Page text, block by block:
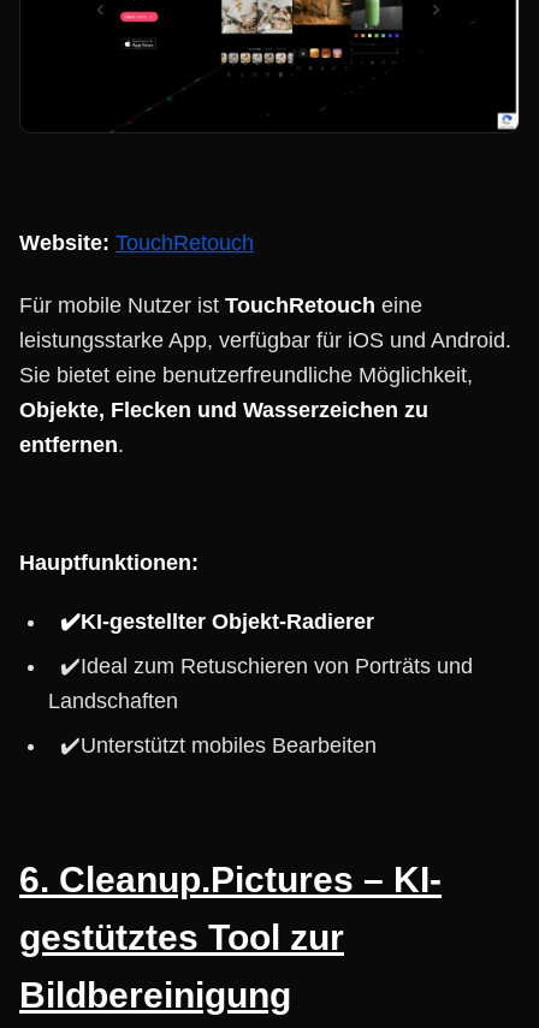
Website: TouchRetouch
Für mobile Nutzer ist TouchRetouch eine
leistungsstarke App, verfügbar für iOS und Android.
Sie bietet eine benutzerfreundliche Möglichkeit,
Objekte, Flecken und Wasserzeichen zu
entfernen.
Hauptfunktionen:
✔️KI-gestellter Objekt-Radierer
✔️Ideal zum Retuschieren von Porträts und
Landschaften
✔️Unterstützt mobiles Bearbeiten
6. Cleanup.Pictures – KI-
gestütztes Tool zur
Bildbereinigung